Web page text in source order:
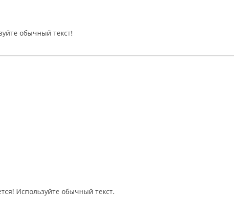
обычный текст!
Используйте обычный текст.